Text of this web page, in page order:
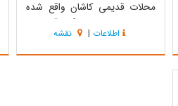
محلات قدیمی کاشان واقع شده
است . این بنا داری گنبد آجری با
مقصوره و ایوان مرتفع زیر گنبد و
صحن وسیع ، دو شبستان بزرگ و
اطلاعات | نقشه